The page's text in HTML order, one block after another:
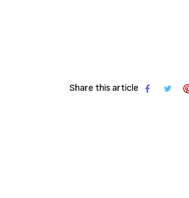
Share this article